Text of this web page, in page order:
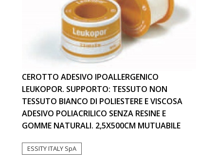
CEROTTO ADESIVO IPOALLERGENICO
LEUKOPOR. SUPPORTO: TESSUTO NON
TESSUTO BIANCO DI POLIESTERE E VISCOSA
ADESIVO POLIACRILICO SENZA RESINE E
GOMME NATURALI. 2,5X500CM MUTUABILE
ESSITY ITALY SpA